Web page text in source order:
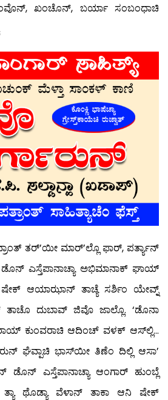
ಖಂಚೊನ್, ಬರ್ಯಾ ಸಂಬಂಧಾಚಿ
ತರ್’ಯೀ ಮಾರ್’ಲ್ಲೊ ಫಾರ್, ಪರ್ತ್ಯಾನ್
ಎಸ್ತೆಪಾನಾಚ್ಯಾ ಅಭಿಮಾನಾಕ್ ಘಾಯ್
ಷೇಕ್ ಆಯಾಝಾನ್ ತಾಚ್ಯೆ ಸರ್ಶಿಂ ಯೇವ್ನ್
ದುಬಾವ್ ಜಿವೊ ಜಾಲ್ಲೊ. ‘ಡೊನಾ
ರಾಯ್ ಕುಂವರಾಚಿ ಆದಿಂಚ್ ವಳಕ್ ಆಸ್‍ಲ್ಲಿ…
ಘೆವ್ಪಾಚಿ ಭಾಸ್‍ಯೀ ತಿಣೆಂ ದಿಲ್ಲಿ ಆಸಾ’
ಡೊನ್ ಎಸ್ತೆಪಾನಾಚ್ಯಾ ಆಂಗಾರ್ ಹುಂಬ್ಲೆ
ತ್ಯಾ ಥೊಡ್ಯಾ ವೆಳಾನ್ ತಾಕಾ ಆನಿ ಷೇಕ್